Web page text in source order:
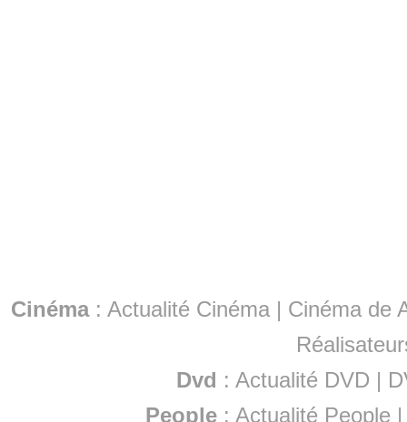
Cinéma: Actualité Cinéma | Cinéma de
Dvd : Actualité DVD |
People :Actualité People